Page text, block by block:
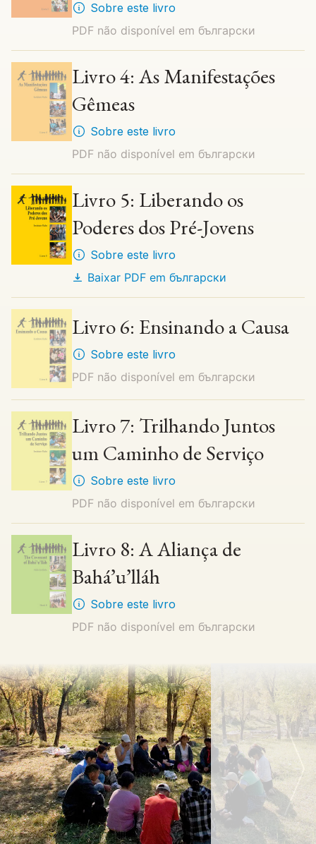
Sobre este livro
PDF não disponível em български
Livro 4: As Manifestações
Gêmeas
Sobre este livro
PDF não disponível em български
Livro 5: Liberando os
Poderes dos Pré-Jovens
Sobre este livro
Baixar PDF emбългарски
Livro 6: Ensinando a Causa
Sobre este livro
PDF não disponível em български
Livro 7: Trilhando Juntos
um Caminho de Serviço
Sobre este livro
PDF não disponível em български
Livro 8: A Aliança de
Bahá’u’lláh
Sobre este livro
PDF não disponível em български